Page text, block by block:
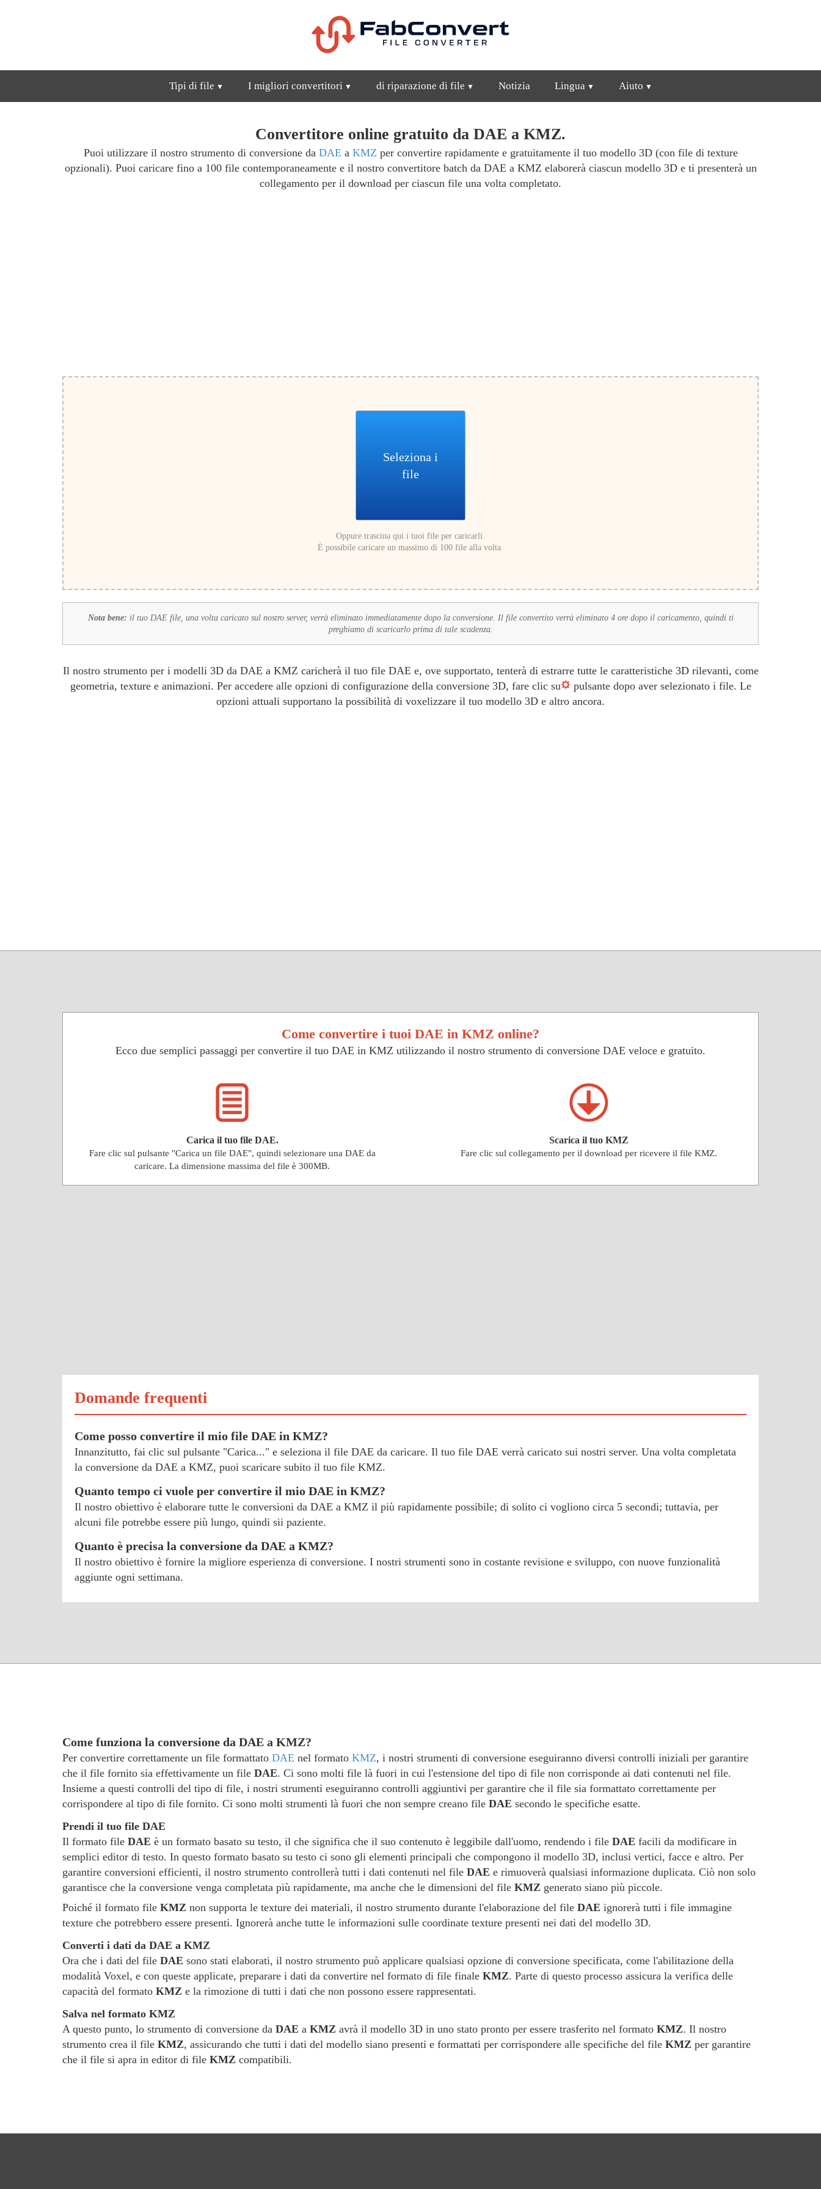
Tipi di file I migliori convertitori di riparazione di file Notizia Lingua Aiuto
Convertitore online gratuito da DAE a KMZ.
Puoi utilizzare il nostro strumento di conversione da DAE a KMZ per convertire rapidamente e gratuitamente il tuo modello 3D (con file di texture
opzionali). Puoi caricare fino a 100 file contemporaneamente e il nostro convertitore batch da DAE a KMZ elaborerà ciascun modello 3D e ti presenterà un
collegamento per il download per ciascun file una volta completato.
Seleziona i
file
Oppure trascina qui i tuoi file per caricarli.
È possibile caricare un massimo di 100 file alla volta.
Nota bene: il tuo DAE file, una volta caricato sul nostro server, verrà eliminato immediatamente dopo la conversione. Il file convertito verrà eliminato 4 ore dopo il caricamento, quindi ti
preghiamo di scaricarlo prima di tale scadenza.
Il nostro strumento per i modelli 3D da DAE a KMZ caricherà il tuo file DAE e, ove supportato, tenterà di estrarre tutte le caratteristiche 3D rilevanti, come
geometria, texture e animazioni. Per accedere alle opzioni di configurazione della conversione 3D, fare clic su
pulsante dopo aver selezionato i file. Le
opzioni attuali supportano la possibilità di voxelizzare il tuo modello 3D e altro ancora.
Come convertire i tuoi DAE in KMZ online?
Ecco due semplici passaggi per convertire il tuo DAE in KMZ utilizzando il nostro strumento di conversione DAE veloce e gratuito.
Carica il tuo file DAE.
Fare clic sul pulsante "Carica un file DAE", quindi selezionare una DAE da
caricare. La dimensione massima del file è 300MB.
Scarica il tuo KMZ
Fare clic sul collegamento per il download per ricevere il file KMZ.
Domande frequenti
Come posso convertire il mio file DAE in KMZ?
Innanzitutto, fai clic sul pulsante "Carica..." e seleziona il file DAE da caricare. Il tuo file DAE verrà caricato sui nostri server. Una volta completata
la conversione da DAE a KMZ, puoi scaricare subito il tuo file KMZ.
Quanto tempo ci vuole per convertire il mio DAE in KMZ?
Il nostro obiettivo è elaborare tutte le conversioni da DAE a KMZ il più rapidamente possibile; di solito ci vogliono circa 5 secondi; tuttavia, per
alcuni file potrebbe essere più lungo, quindi sii paziente.
Quanto è precisa la conversione da DAE a KMZ?
Il nostro obiettivo è fornire la migliore esperienza di conversione. I nostri strumenti sono in costante revisione e sviluppo, con nuove funzionalità
aggiunte ogni settimana.
Come funziona la conversione da DAE a KMZ?
Per convertire correttamente un file formattato DAE nel formato KMZ, i nostri strumenti di conversione eseguiranno diversi controlli iniziali per garantire
che il file fornito sia effettivamente un file DAE. Ci sono molti file là fuori in cui l'estensione del tipo di file non corrisponde ai dati contenuti nel file.
Insieme a questi controlli del tipo di file, i nostri strumenti eseguiranno controlli aggiuntivi per garantire che il file sia formattato correttamente per
corrispondere al tipo di file fornito. Ci sono molti strumenti là fuori che non sempre creano file DAE secondo le specifiche esatte.
Prendi il tuo file DAE
Il formato file DAE è un formato basato su testo, il che significa che il suo contenuto è leggibile dall'uomo, rendendo i file DAE facili da modificare in
semplici editor di testo. In questo formato basato su testo ci sono gli elementi principali che compongono il modello 3D, inclusi vertici, facce e altro. Per
garantire conversioni efficienti, il nostro strumento controllerà tutti i dati contenuti nel file DAE e rimuoverà qualsiasi informazione duplicata. Ciò non solo
garantisce che la conversione venga completata più rapidamente, ma anche che le dimensioni del file KMZ generato siano più piccole.
Poiché il formato file KMZ non supporta le texture dei materiali, il nostro strumento durante l'elaborazione del file DAE ignorerà tutti i file immagine
texture che potrebbero essere presenti. Ignorerà anche tutte le informazioni sulle coordinate texture presenti nei dati del modello 3D.
Converti i dati da DAE a KMZ
Ora che i dati del file DAE sono stati elaborati, il nostro strumento può applicare qualsiasi opzione di conversione specificata, come l'abilitazione della
modalità Voxel, e con queste applicate, preparare i dati da convertire nel formato di file finale KMZ. Parte di questo processo assicura la verifica delle
capacità del formato KMZ e la rimozione di tutti i dati che non possono essere rappresentati.
Salva nel formato KMZ
A questo punto, lo strumento di conversione da DAE a KMZ avrà il modello 3D in uno stato pronto per essere trasferito nel formato KMZ. Il nostro
strumento crea il file KMZ, assicurando che tutti i dati del modello siano presenti e formattati per corrispondere alle specifiche del file KMZ per garantire
che il file si apra in editor di file KMZ compatibili.